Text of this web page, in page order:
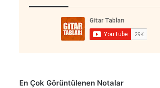
En Çok Görüntülenen Notalar